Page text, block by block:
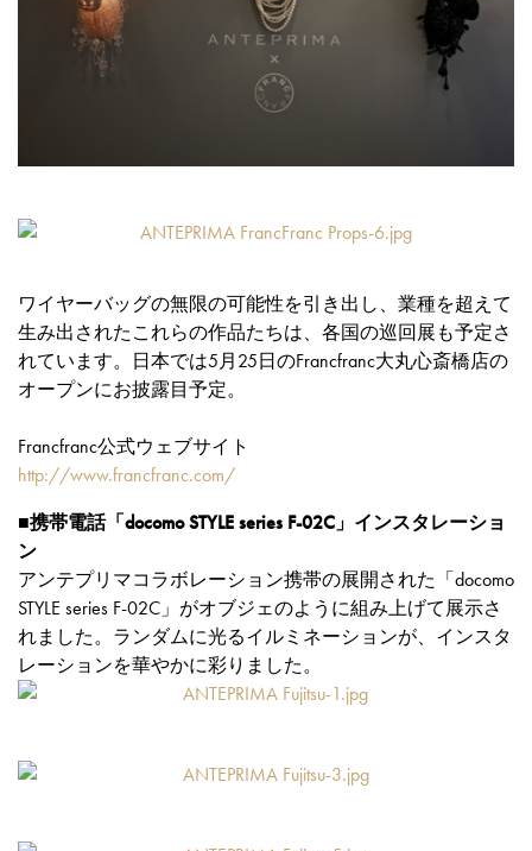
ワイヤーバッグの無限の可能性を引き出し、業種を超えて
生み出されたこれらの作品たちは、各国の巡回展も予定さ
れています。日本では5月25日のFrancfranc大丸心斎橋店の
オープンにお披露目予定。
Francfranc公式ウェブサイト
http://www.francfranc.com/
■携帯電話「docomo STYLE series F-02C」インスタレーショ
ン
アンテプリマコラボレーション携帯の展開された「docomo
STYLE series F-02C」がオブジェのように組み上げて展示さ
れました。ランダムに光るイルミネーションが、インスタ
レーションを華やかに彩りました。